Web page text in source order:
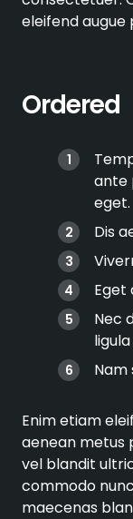
eleifend augue
Ordered
ante
eget.
Dis
Eget
Nec
Nam
Enim etiam
aenean metus
vel blandit
commodo
maecenas